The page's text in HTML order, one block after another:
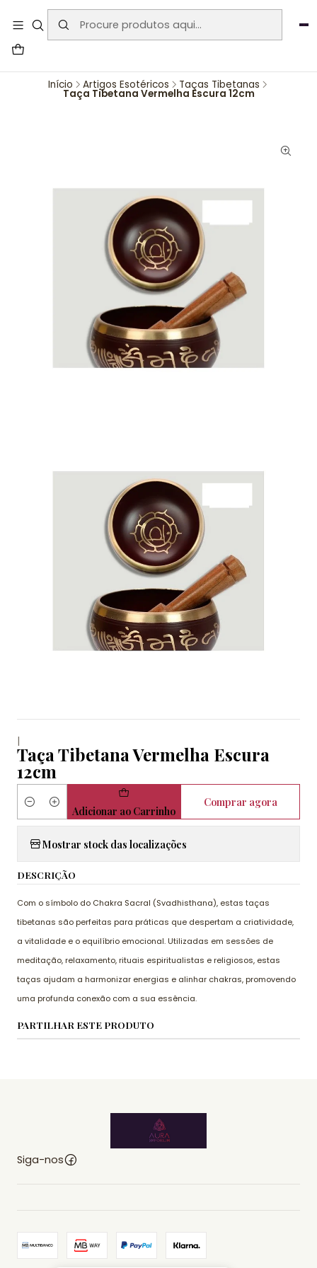
User-agent: * Allow: / Sitemap:
https://www.auraemporium.pt/sitemap.xml
Início Artigos Esotéricos Taças Tibetanas
Taça Tibetana Vermelha Escura 12cm
|
Taça Tibetana Vermelha Escura
12cm
QuantidadeAdicionar ao Carrinho
Comprar agora
Mostrar stock das localizações
DESCRIÇÃO
Com o símbolo do Chakra Sacral (Svadhisthana), estas taças
tibetanas são perfeitas para práticas que despertam a criatividade,
a vitalidade e o equilíbrio emocional. Utilizadas em sessões de
meditação, relaxamento, rituais espiritualistas e religiosos, estas
taças ajudam a harmonizar energias e alinhar chakras, promovendo
uma profunda conexão com a sua essência.
PARTILHAR ESTE PRODUTO
Siga-nos